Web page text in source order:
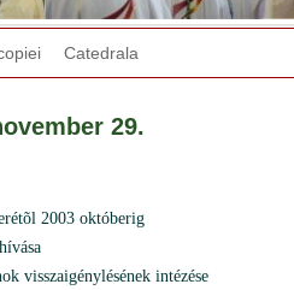
Catedrala
29.
2003 októberig
visszaigénylésének intézése